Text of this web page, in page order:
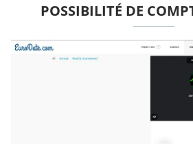
POSSIBILITÉ DE